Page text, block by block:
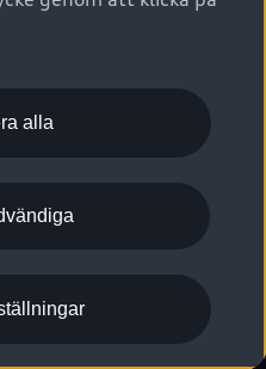
påverkas min bil av detta?
om dataläcka
Audi AG
alla